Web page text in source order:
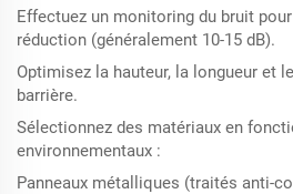
Effectuez un monitoring du bruit
réduction (généralement 10-15 dB).
Optimisez la hauteur, la longueur et
barrière.
Sélectionnez des matériaux en
environnementaux :
Panneaux métalliques (traités anti-